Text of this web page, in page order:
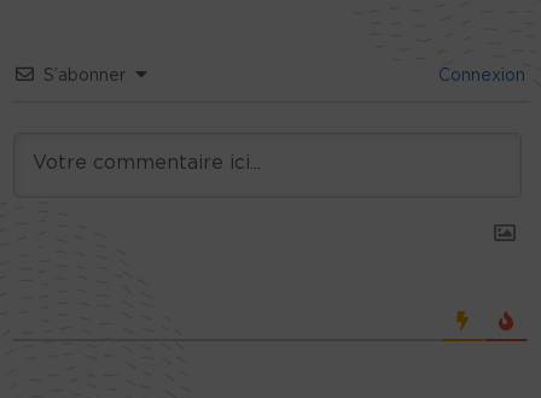
S’abonner Connexion